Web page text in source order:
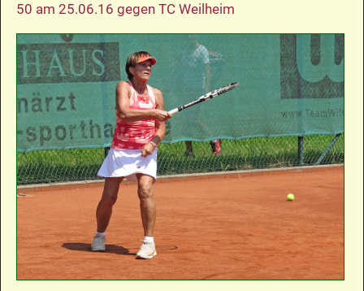
50 am 25.06.16 gegen TC Weilheim